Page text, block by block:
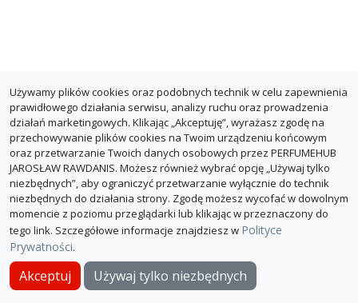
O PerfumeHub Polityka Prywatności Dla sklepów
© PerfumeHub 2026
Używamy plików cookies oraz podobnych technik w celu zapewnienia
prawidłowego działania serwisu, analizy ruchu oraz prowadzenia
działań marketingowych. Klikając „Akceptuję”, wyrażasz zgodę na
przechowywanie plików cookies na Twoim urządzeniu końcowym
oraz przetwarzanie Twoich danych osobowych przez PERFUMEHUB
JAROSŁAW RAWDANIS. Możesz również wybrać opcję „Używaj tylko
niezbędnych”, aby ograniczyć przetwarzanie wyłącznie do technik
niezbędnych do działania strony. Zgodę możesz wycofać w dowolnym
momencie z poziomu przeglądarki lub klikając w przeznaczony do
tego link. Szczegółowe informacje znajdziesz w Polityce
Prywatności.
Akceptuj Używaj tylko niezbędnych